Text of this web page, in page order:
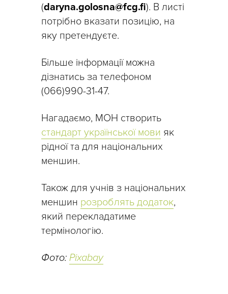
(daryna.golosna@fcg.fi). В листі
потрібно вказати позицію, на
яку претендуєте.
Більше інформації можна
дізнатись за телефоном
(066)990-31-47.
Нагадаємо, МОН створить
стандарт української мови як
рідної та для національних
меншин.
Також для учнів з національних
меншин розроблять додаток,
який перекладатиме
термінологію.
Фото: Pixabay